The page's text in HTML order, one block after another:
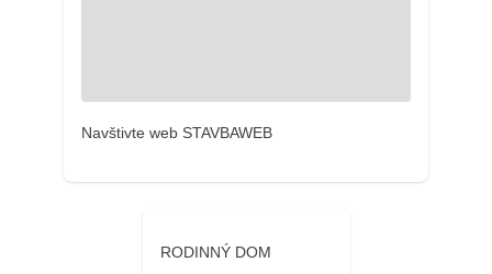
Navštivte web STAVBAWEB
RODINNÝ DOM